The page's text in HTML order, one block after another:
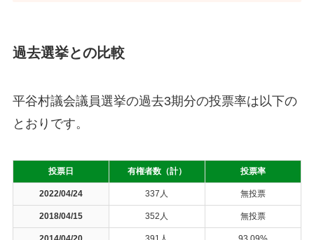
過去選挙との比較
平谷村議会議員選挙の過去3期分の投票率は以下の
とおりです。
投票日 有権者数（計） 投票率
2022/04/24 337人 無投票
2018/04/15 352人 無投票